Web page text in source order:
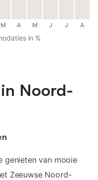
M A M J J A
in %
Noord-
genieten van mooie
Zeeuwse Noord-